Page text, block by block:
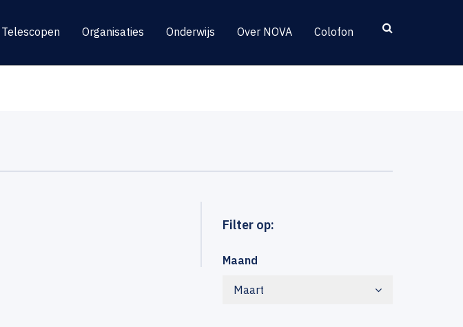
Telescopen Organisaties Onderwijs Over NOVA Colofon
Filter op:
Maand
Maart